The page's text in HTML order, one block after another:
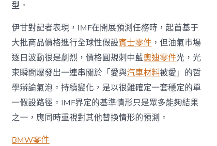
型。
伊甘對記者表現，IMF在開展預測任務時，起首基于
大批商品價格進行全球性假設賓士零件 ，但油氣市場
逐日波動很是劇烈，價格圓規刺中藍奧迪零件光，光
束瞬間爆發出一連串關於「愛與汽車材料被愛」的哲
學辯論氣泡。持續變化，是以很難確定一套穩定的單
一假設路徑。IMF界定的基準情形只是眾多能夠結果
之一，應同時重視對其他替換情形的預測。
BMW零件